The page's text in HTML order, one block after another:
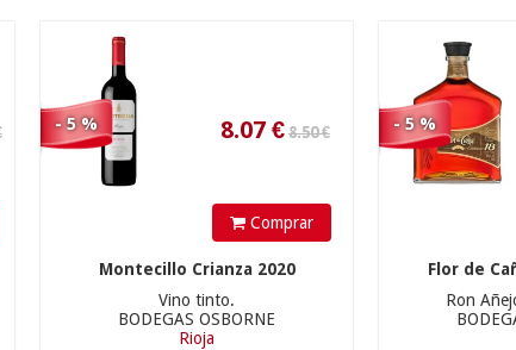
- 5 %
Comprar
Montecillo Crianza 2020
Vino tinto.
BODEGAS OSBORNE
Rioja
- 5 %
Flor de
Ron
22.7€ 13.77
14.50 €